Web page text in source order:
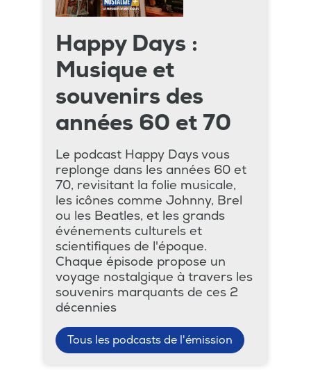
Happy Days :
Musique et
souvenirs des
années 60 et 70
Le podcast Happy Days vous
replonge dans les années 60 et
70, revisitant la folie musicale,
les icônes comme Johnny, Brel
ou les Beatles, et les grands
événements culturels et
scientifiques de l'époque.
Chaque épisode propose un
voyage nostalgique à travers les
souvenirs marquants de ces 2
décennies
Tous les podcasts de l'émission